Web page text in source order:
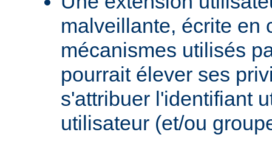
malveillante, écrite en
mécanismes utilisés
pourrait élever ses
s'attribuer l'identifiant
utilisateur (et/ou